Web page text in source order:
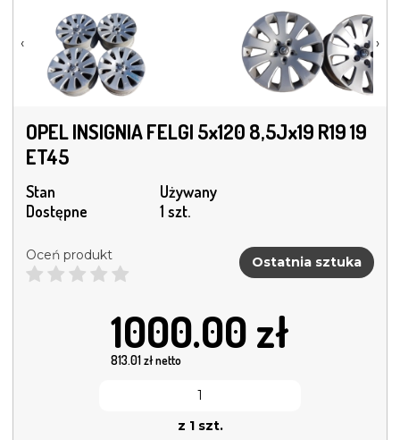
‹ ›
OPEL INSIGNIA FELGI 5x120 8,5Jx19 R19 19
ET45
Stan
Używany
Dostępne
1 szt.
Oceń produkt Ostatnia sztuka
1000.00 zł
813.01zł netto
z 1 szt.